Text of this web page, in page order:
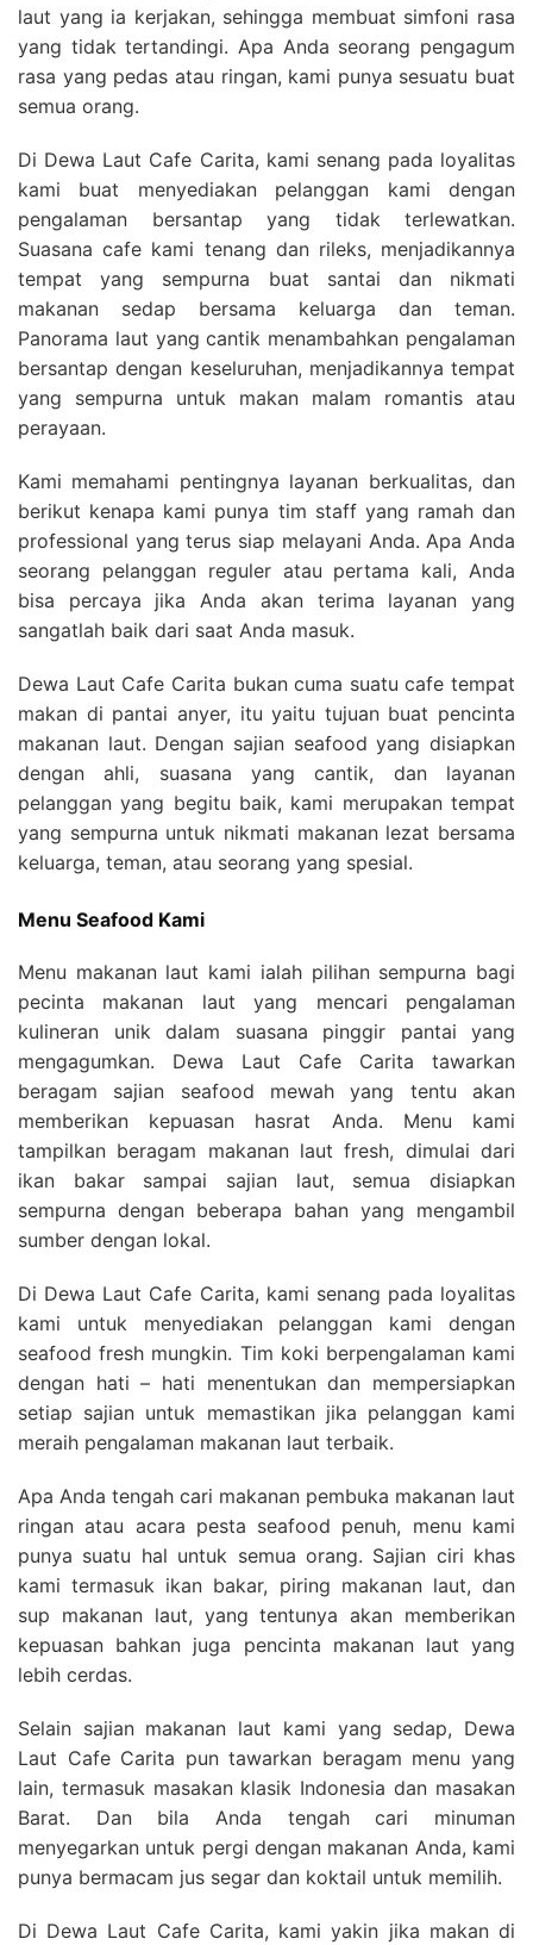
laut yang ia kerjakan, sehingga membuat simfoni rasa
yang tidak tertandingi. Apa Anda seorang pengagum
rasa yang pedas atau ringan, kami punya sesuatu buat
semua orang.
Di Dewa Laut Cafe Carita, kami senang pada loyalitas
kami buat menyediakan pelanggan kami dengan
pengalaman bersantap yang tidak terlewatkan.
Suasana cafe kami tenang dan rileks, menjadikannya
tempat yang sempurna buat santai dan nikmati
makanan sedap bersama keluarga dan teman.
Panorama laut yang cantik menambahkan pengalaman
bersantap dengan keseluruhan, menjadikannya tempat
yang sempurna untuk makan malam romantis atau
perayaan.
Kami memahami pentingnya layanan berkualitas, dan
berikut kenapa kami punya tim staff yang ramah dan
professional yang terus siap melayani Anda. Apa Anda
seorang pelanggan reguler atau pertama kali, Anda
bisa percaya jika Anda akan terima layanan yang
sangatlah baik dari saat Anda masuk.
Dewa Laut Cafe Carita bukan cuma suatu cafe tempat
makan di pantai anyer, itu yaitu tujuan buat pencinta
makanan laut. Dengan sajian seafood yang disiapkan
dengan ahli, suasana yang cantik, dan layanan
pelanggan yang begitu baik, kami merupakan tempat
yang sempurna untuk nikmati makanan lezat bersama
keluarga, teman, atau seorang yang spesial.
Menu Seafood Kami
Menu makanan laut kami ialah pilihan sempurna bagi
pecinta makanan laut yang mencari pengalaman
kulineran unik dalam suasana pinggir pantai yang
mengagumkan. Dewa Laut Cafe Carita tawarkan
beragam sajian seafood mewah yang tentu akan
memberikan kepuasan hasrat Anda. Menu kami
tampilkan beragam makanan laut fresh, dimulai dari
ikan bakar sampai sajian laut, semua disiapkan
sempurna dengan beberapa bahan yang mengambil
sumber dengan lokal.
Di Dewa Laut Cafe Carita, kami senang pada loyalitas
kami untuk menyediakan pelanggan kami dengan
seafood fresh mungkin. Tim koki berpengalaman kami
dengan hati – hati menentukan dan mempersiapkan
setiap sajian untuk memastikan jika pelanggan kami
meraih pengalaman makanan laut terbaik.
Apa Anda tengah cari makanan pembuka makanan laut
ringan atau acara pesta seafood penuh, menu kami
punya suatu hal untuk semua orang. Sajian ciri khas
kami termasuk ikan bakar, piring makanan laut, dan
sup makanan laut, yang tentunya akan memberikan
kepuasan bahkan juga pencinta makanan laut yang
lebih cerdas.
Selain sajian makanan laut kami yang sedap, Dewa
Laut Cafe Carita pun tawarkan beragam menu yang
lain, termasuk masakan klasik Indonesia dan masakan
Barat. Dan bila Anda tengah cari minuman
menyegarkan untuk pergi dengan makanan Anda, kami
punya bermacam jus segar dan koktail untuk memilih.
Di Dewa Laut Cafe Carita, kami yakin jika makan di